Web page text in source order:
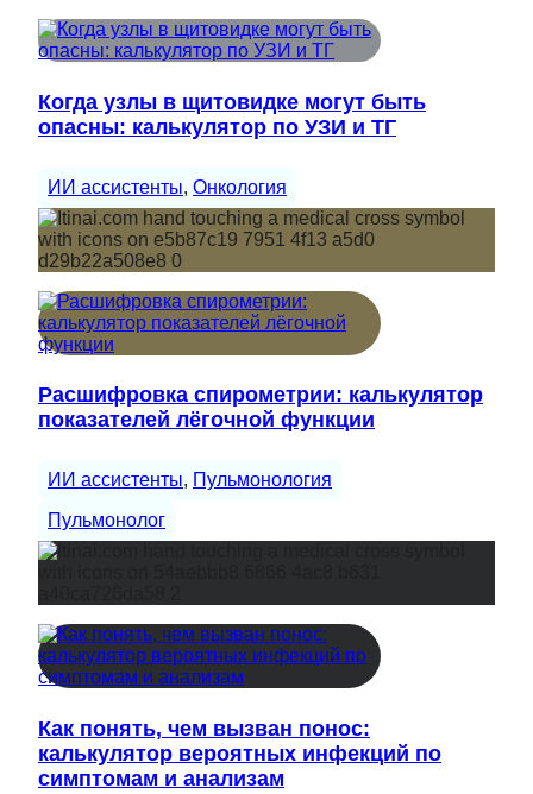
Когда узлы в щитовидке могут быть
опасны: калькулятор по УЗИ и ТГ
ИИ ассистенты, Онкология
Расшифровка спирометрии: калькулятор
показателей лёгочной функции
ИИ ассистенты, Пульмонология
Пульмонолог
Как понять, чем вызван понос:
калькулятор вероятных инфекций по
симптомам и анализам